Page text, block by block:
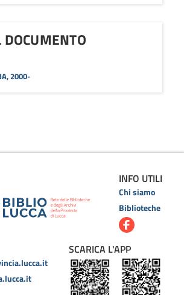
DOCUMENTO
2000-
INFO UTILI
Chi siamo
Biblioteche
SCARICA L'APP